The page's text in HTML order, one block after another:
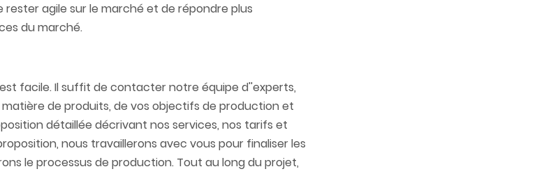
agile sur le marché et de répondre plus
du marché.​
facile. Il suffit de contacter notre équipe d''experts,
de produits, de vos objectifs de production et
détaillée décrivant nos services, nos tarifs et
nous travaillerons avec vous pour finaliser les
le processus de production. Tout au long du projet,